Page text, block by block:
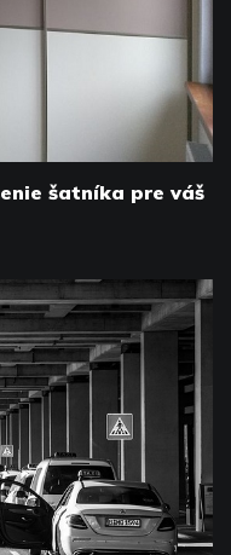
šatníka pre váš